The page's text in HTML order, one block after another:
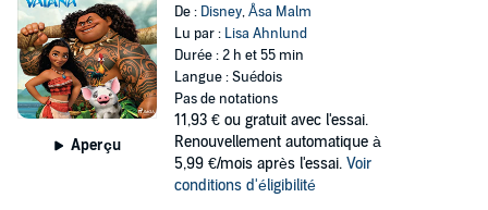
Aperçu
De : Disney,Åsa Malm
Lu par : Lisa Ahnlund
Durée : 2 h et 55 min
Langue : Suédois
Pas de notations
11,93 € ou gratuit avec l'essai.
Renouvellement automatique à
5,99 €/mois après l'essai. Voir
conditions d'éligibilité